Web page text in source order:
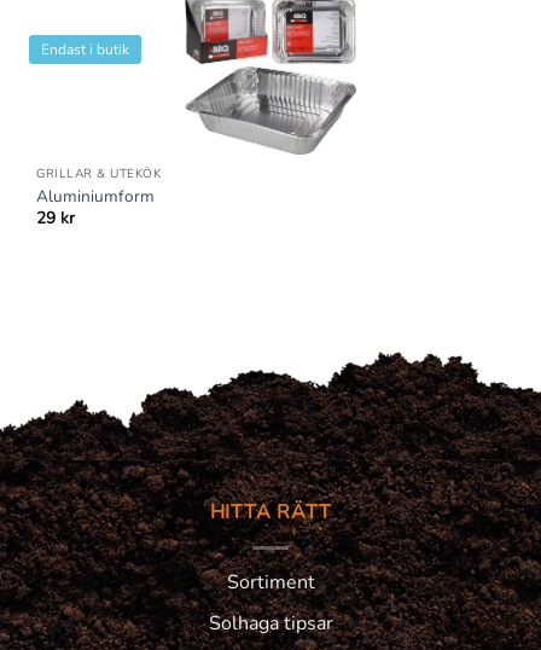
Endast i butik
GRILLAR & UTEKÖK
Aluminiumform
29 kr
HITTA RÄTT
Sortiment
Solhaga tipsar